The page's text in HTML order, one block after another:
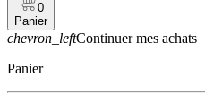
0
Panier
chevron_leftContinuer mes achats
Panier